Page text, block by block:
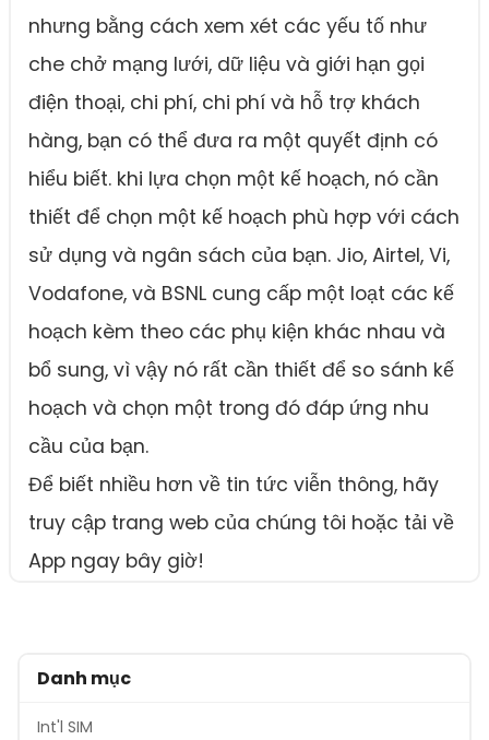
nhưng bằng cách xem xét các yếu tố như
che chở mạng lưới, dữ liệu và giới hạn gọi
điện thoại, chi phí, chi phí và hỗ trợ khách
hàng, bạn có thể đưa ra một quyết định có
hiểu biết. khi lựa chọn một kế hoạch, nó cần
thiết để chọn một kế hoạch phù hợp với cách
sử dụng và ngân sách của bạn. Jio, Airtel, Vi,
Vodafone, và BSNL cung cấp một loạt các kế
hoạch kèm theo các phụ kiện khác nhau và
bổ sung, vì vậy nó rất cần thiết để so sánh kế
hoạch và chọn một trong đó đáp ứng nhu
cầu của bạn.
Để biết nhiều hơn về tin tức viễn thông, hãy
truy cập trang web của chúng tôi hoặc tải về
App ngay bây giờ!
Danh mục
Int'l SIM